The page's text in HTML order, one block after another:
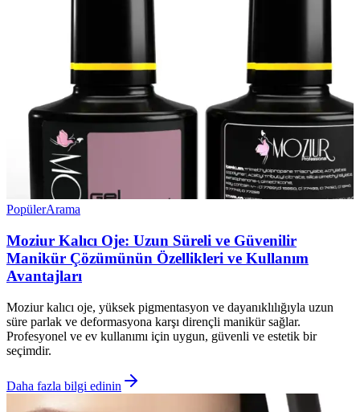
PopülerArama
Moziur Kalıcı Oje: Uzun Süreli ve Güvenilir
Manikür Çözümünün Özellikleri ve Kullanım
Avantajları
Moziur kalıcı oje, yüksek pigmentasyon ve dayanıklılığıyla uzun
süre parlak ve deformasyona karşı dirençli manikür sağlar.
Profesyonel ve ev kullanımı için uygun, güvenli ve estetik bir
seçimdir.
Daha fazla bilgi edinin